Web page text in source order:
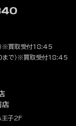
※買取受付18:45
まで）※買取受付18:45
店
王子2F